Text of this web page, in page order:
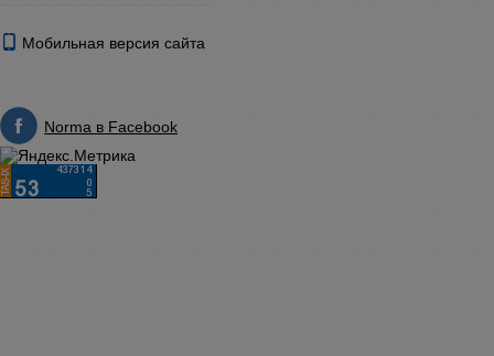
Мобильная версия сайта
Norma в Facebook